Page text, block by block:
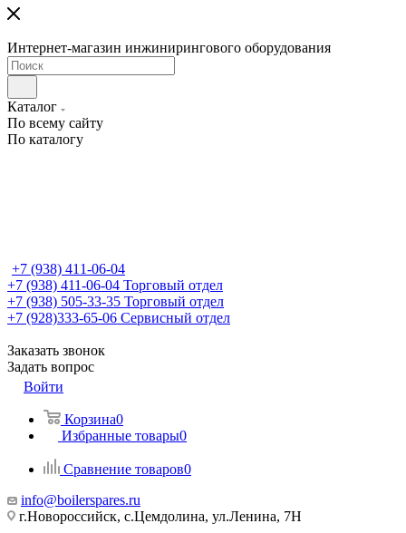
Интернет-магазин инжинирингового оборудования
Каталог
По всему сайту
По каталогу
+7 (938) 411-06-04
+7 (938) 411-06-04 Торговый отдел
+7 (938) 505-33-35 Торговый отдел
+7 (928)333-65-06 Сервисный отдел
Заказать звонок
Задать вопрос
Войти
Корзина0
Избранные товары0
Сравнение товаров0
info@boilerspares.ru
г.Новороссийск, с.Цемдолина, ул.Ленина, 7Н